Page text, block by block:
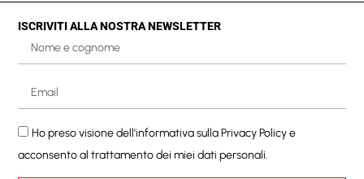
ISCRIVITI ALLA NOSTRA NEWSLETTER
Ho preso visione dell'informativa sullaPrivacy Policye
acconsento al trattamento dei miei dati personali.